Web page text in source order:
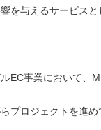
を与えるサービス
EC事業において、
プロジェクトを進め